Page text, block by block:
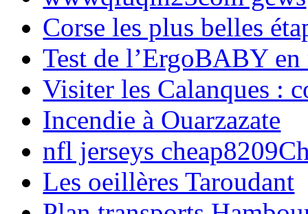
Corse les plus belles
Test de l’ErgoBABY en
Visiter les Calanques :
Incendie à Ouarzazate
nfl jerseys
Les oeillères Taroudant